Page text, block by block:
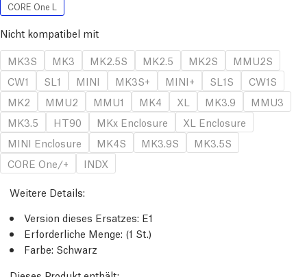
CORE One L
Nicht kompatibel mit
MK3S
MK3 MK2.5S MK2.5 MK2S
MMU2S
CW1
SL1 MINI MK3S+ MINI+ SL1S
CW1S
MK2
MMU2 MMU1 MK4 XL MK3.9
MMU3
MK3.5
HT90 MKx Enclosure
XL Enclosure
MINI Enclosure
MK4S MK3.9S
MK3.5S
CORE One/+
INDX
Weitere Details:
Version dieses Ersatzes: E1
Erforderliche Menge: (1 St.)
Farbe: Schwarz